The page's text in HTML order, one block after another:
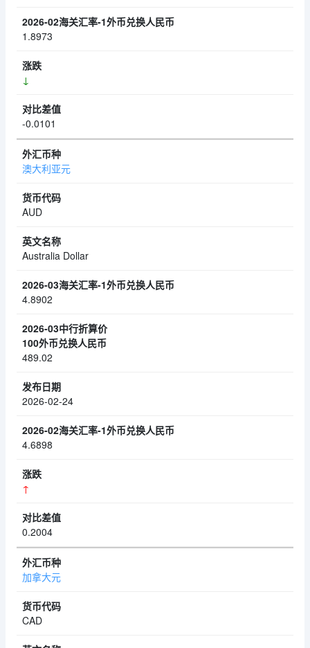
1.8973
↓
-0.0101
澳大利亚元
AUD
Australia Dollar
4.8902
489.02
2026-02-24
4.6898
↑
0.2004
加拿大元
CAD